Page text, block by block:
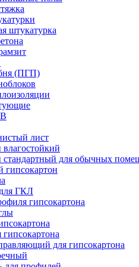
штукатурка
(ПГП)
лист
влагостойкий
стандартный для обычных
гипсокартон
ГКЛ
гипсокартона
для гипсокартона